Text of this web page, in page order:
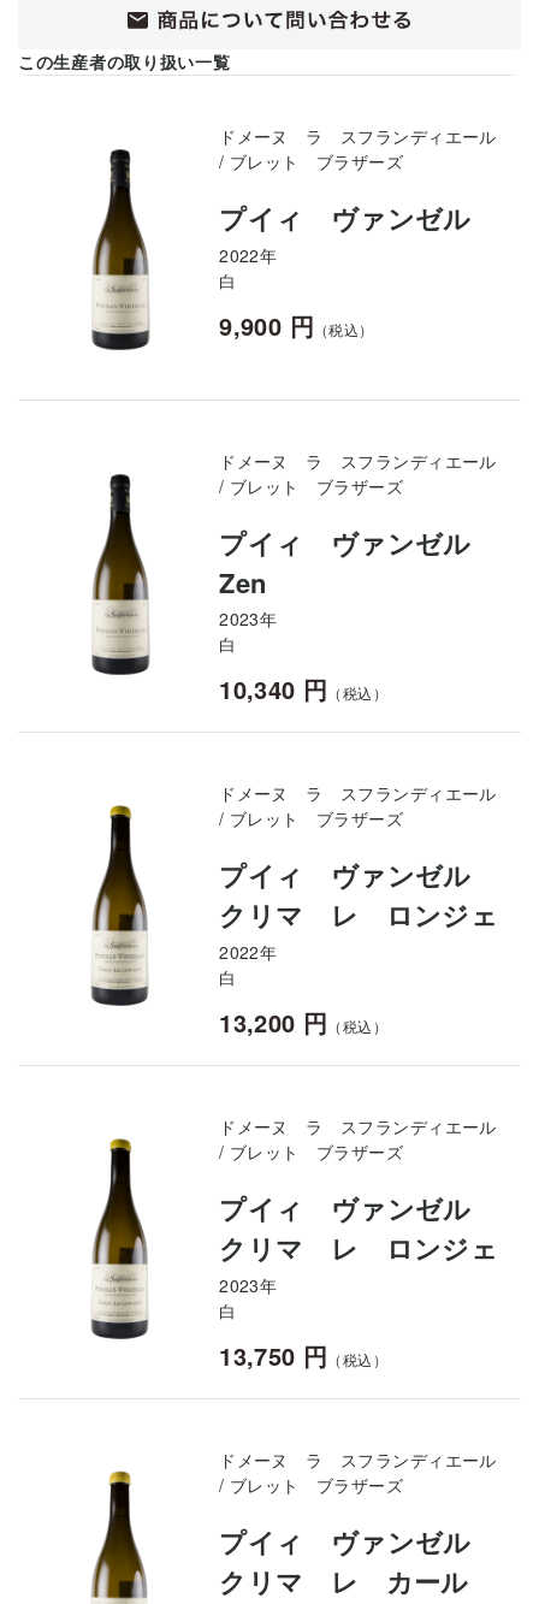
この生産者の取り扱い一覧
ドメーヌ ラ スフランディエール
/ ブレット ブラザーズ
プイィ ヴァンゼル
2022年
白
9,900 円 （税込）
ドメーヌ ラ スフランディエール
/ ブレット ブラザーズ
プイィ ヴァンゼル
Zen
2023年
白
10,340 円 （税込）
ドメーヌ ラ スフランディエール
/ ブレット ブラザーズ
プイィ ヴァンゼル
クリマ レ ロンジェ
2022年
白
13,200 円 （税込）
ドメーヌ ラ スフランディエール
/ ブレット ブラザーズ
プイィ ヴァンゼル
クリマ レ ロンジェ
2023年
白
13,750 円 （税込）
ドメーヌ ラ スフランディエール
/ ブレット ブラザーズ
プイィ ヴァンゼル
クリマ レ カール